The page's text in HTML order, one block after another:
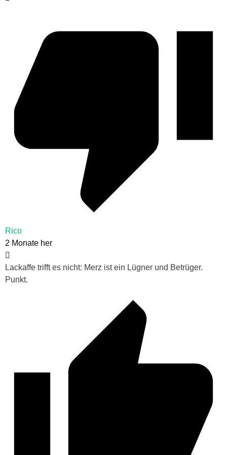
Rico
2 Monate her
Lackaffe trifft es nicht: Merz ist ein Lügner und Betrüger.
Punkt.